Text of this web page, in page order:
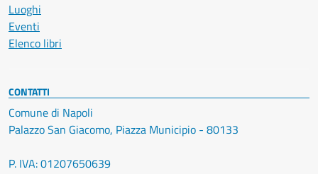
Luoghi
Eventi
Elenco libri
CONTATTI
Comune di Napoli
Palazzo San Giacomo, Piazza Municipio - 80133
P. IVA: 01207650639